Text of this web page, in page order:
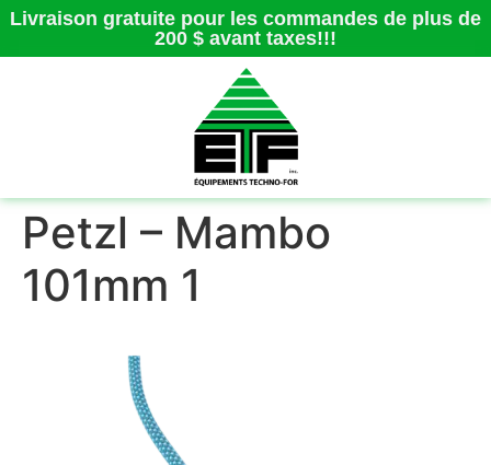
Livraison gratuite pour les commandes de plus de
200 $ avant taxes!!!
Petzl – Mambo
101mm 1